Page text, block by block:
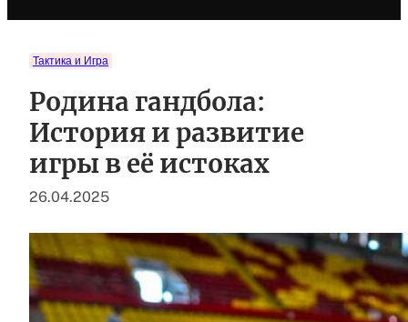
Тактика и Игра
Родина гандбола:
История и развитие
игры в её истоках
26.04.2025